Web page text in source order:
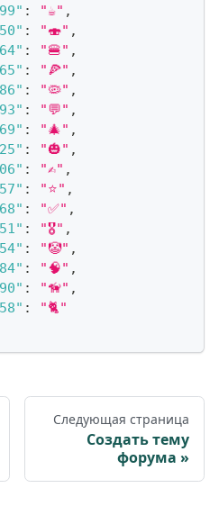
: "☕️" ,
: "🍣" ,
: "🍔" ,
: "🍕" ,
: "🦠" ,
: "💬" ,
: "🎄" ,
: "🎃" ,
: "✍️" ,
: "⭐️" ,
: "✅" ,
: "🎖" ,
: "🤡" ,
: "🧠" ,
: "🦮" ,
:
"🐈"
Следующая страница
Создать тему
форума